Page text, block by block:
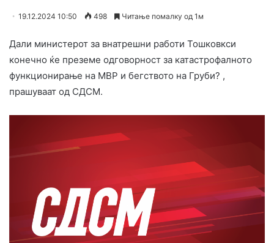
19.12.2024 10:50 498 Читање помалку од 1м
Дали министерот за внатрешни работи Тошковкси
конечно ќе преземе одговорност за катастрофалното
функционирање на МВР и бегството на Груби? ,
прашуваат од СДСМ.